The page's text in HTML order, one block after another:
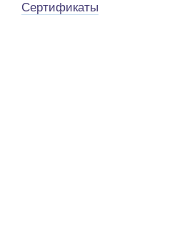
Сертификаты